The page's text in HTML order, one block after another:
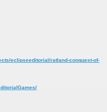
eclipseeditorial/ratland-conquest-of-